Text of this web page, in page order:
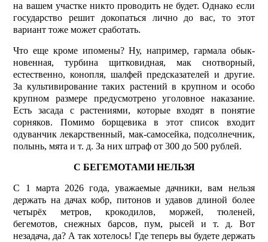
на вашем участке никто проводить не будет. Однако если
государство решит докопаться лично до вас, то этот
вариант тоже может сработать.
Что еще кроме ипомены? Ну, например, гармала обык­
новенная, турбина щитковидная, мак снотворный,
естественно, конопля, шалфей предсказателей и другие.
За культивирование таких растений в крупном и особо
крупном размере предусмотрено уголовное наказание.
Есть засада с растениями, которые входят в понятие
сорняков. Помимо борщевика в этот список входит
одуванчик лекарственный, мак-самосейка, подсолнечник,
полынь, мята и т. д. За них штраф от 300 до 500 рублей.
С БЕГЕМОТАМИ НЕЛЬЗЯ
С 1 марта 2026 года, уважаемые дачники, вам нельзя
держать на дачах кобр, питонов и удавов длиной более
четырёх метров, крокодилов, моржей, тюленей,
бегемотов, снежных барсов, пум, рысей и т. д. Вот
незадача, да? А так хотелось! Где теперь вы будете держать